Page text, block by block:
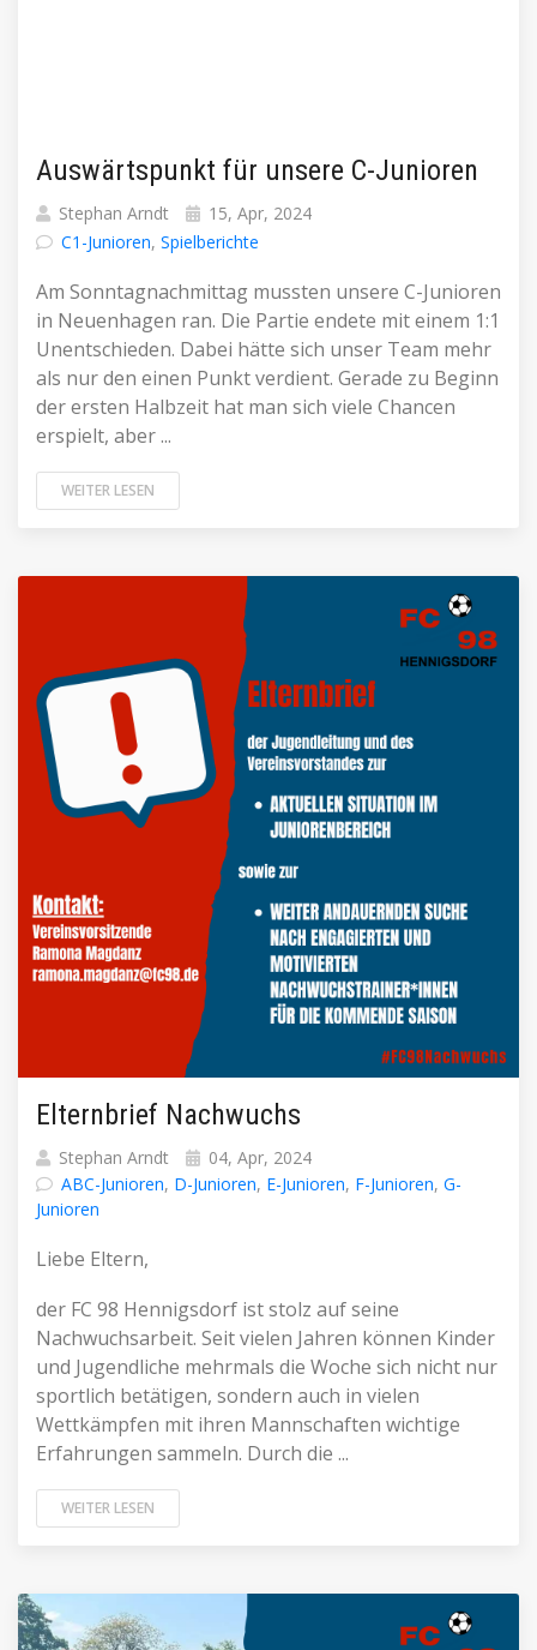
Auswärtspunkt für unsere C-Junioren
Stephan Arndt
15, Apr, 2024
C1-Junioren, Spielberichte
Am Sonntagnachmittag mussten unsere C-Junioren
in Neuenhagen ran. Die Partie endete mit einem 1:1
Unentschieden. Dabei hätte sich unser Team mehr
als nur den einen Punkt verdient. Gerade zu Beginn
der ersten Halbzeit hat man sich viele Chancen
erspielt, aber ...
WEITER LESEN
Elternbrief Nachwuchs
Stephan Arndt
04, Apr, 2024
ABC-Junioren, D-Junioren, E-Junioren, F-Junioren, G-
Junioren
Liebe Eltern,
der FC 98 Hennigsdorf ist stolz auf seine
Nachwuchsarbeit. Seit vielen Jahren können Kinder
und Jugendliche mehrmals die Woche sich nicht nur
sportlich betätigen, sondern auch in vielen
Wettkämpfen mit ihren Mannschaften wichtige
Erfahrungen sammeln. Durch die ...
WEITER LESEN